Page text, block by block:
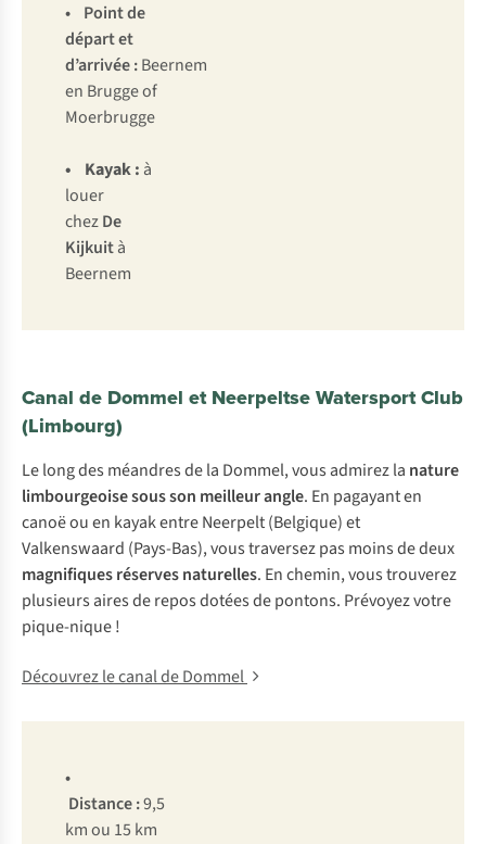
• Point de
départ et
d’arrivée:Beernem
en Brugge of
Moerbrugge
• Kayak : à
louer
chezDe
Kijkuità
Beernem
Canal de Dommel et Neerpeltse Watersport Club
(Limbourg)
Le long des méandres de la Dommel, vous admirez la nature
limbourgeoise sous son meilleur angle. En pagayant en
canoë ou en kayak entre Neerpelt (Belgique) et
Valkenswaard (Pays-Bas), vous traversez pas moins de deux
magnifiques réserves naturelles. En chemin, vous trouverez
plusieurs aires de repos dotées de pontons. Prévoyez votre
pique-nique !
Découvrez le canal de Dommel
•
Distance :9,5
km ou 15 km